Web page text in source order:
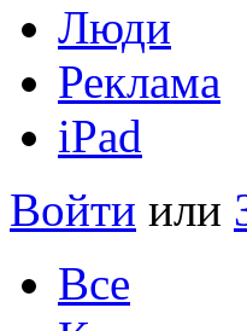
Люди
Реклама
iPad
Войти или
Все